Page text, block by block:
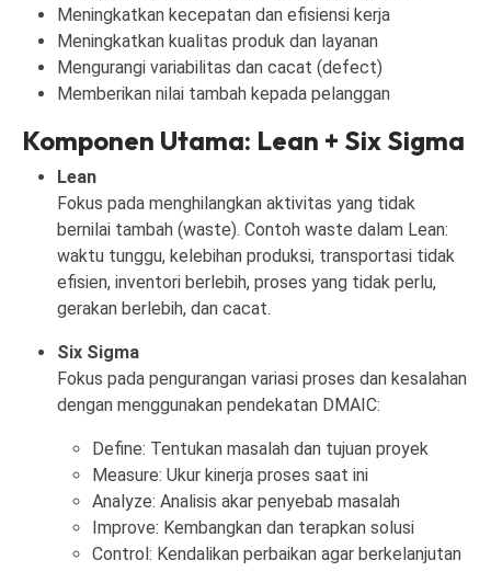
Meningkatkan kecepatan dan efisiensi kerja
Meningkatkan kualitas produk dan layanan
Mengurangi variabilitas dan cacat (defect)
Memberikan nilai tambah kepada pelanggan
Komponen Utama: Lean + Six Sigma
Lean
Fokus pada menghilangkan aktivitas yang tidak
bernilai tambah (waste). Contoh waste dalam Lean:
waktu tunggu, kelebihan produksi, transportasi tidak
efisien, inventori berlebih, proses yang tidak perlu,
gerakan berlebih, dan cacat.
Six Sigma
Fokus pada pengurangan variasi proses dan kesalahan
dengan menggunakan pendekatan DMAIC:
Define: Tentukan masalah dan tujuan proyek
Measure: Ukur kinerja proses saat ini
Analyze: Analisis akar penyebab masalah
Improve: Kembangkan dan terapkan solusi
Control: Kendalikan perbaikan agar berkelanjutan